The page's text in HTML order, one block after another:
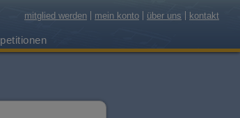
mitglied werden mein konto über uns kontakt
petitionen